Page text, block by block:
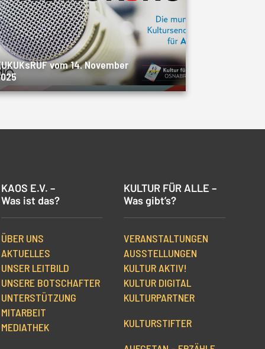
vom 14. November
KAOS E.V. –
Was ist das?
ÜBER UNS
AKTUELLES
UNSER LEITBILD
UNSERE BOTSCHAFTER
UNTERSTÜTZUNG
MITARBEIT
MEDIATHEK
KULTUR FÜR ALLE –
Was gibt’s?
VERANSTALTUNGEN
AUSSTELLUNGEN
KULTUR AKTIV!
KULTUR DIGITAL
KULTURPARTNER
KULTURSTIFTER